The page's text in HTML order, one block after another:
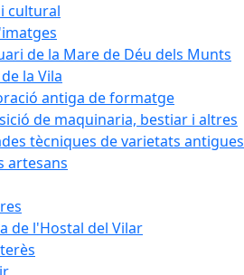
cultural
de la Mare de Déu dels Munts
la Vila
antiga de formatge
de maquinaria, bestiar i altres
tècniques de varietats
artesans
de l'Hostal del Vilar